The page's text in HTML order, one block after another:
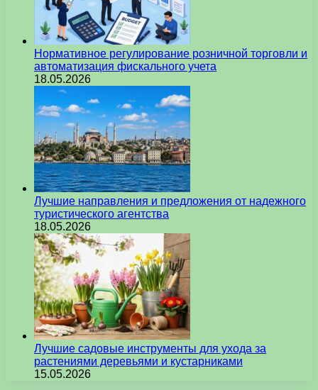
Нормативное регулирование розничной торговли и
автоматизация фискального учета
18.05.2026
Лучшие направления и предложения от надежного
туристического агентства
18.05.2026
Лучшие садовые инструменты для ухода за
растениями деревьями и кустарниками
15.05.2026